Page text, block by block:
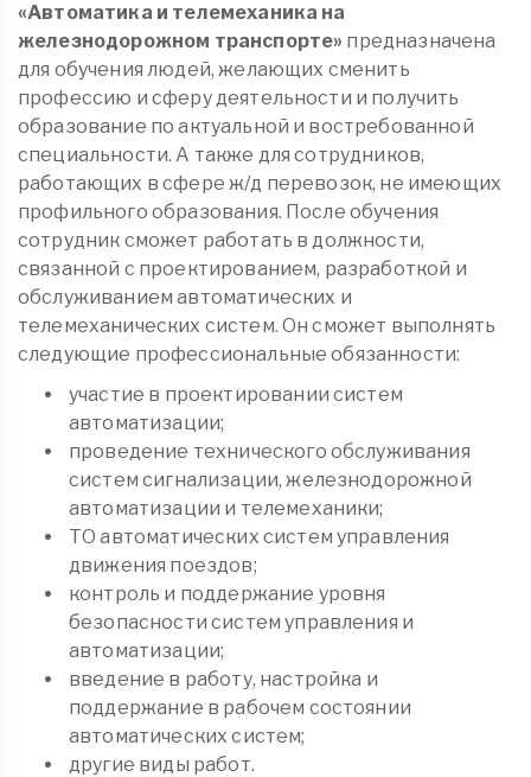
«Автоматика и телемеханика на
железнодорожном транспорте» предназначена
для обучения людей, желающих сменить
профессию и сферу деятельности и получить
образование по актуальной и востребованной
специальности. А также для сотрудников,
работающих в сфере ж/д перевозок, не имеющих
профильного образования. После обучения
сотрудник сможет работать в должности,
связанной с проектированием, разработкой и
обслуживанием автоматических и
телемеханических систем. Он сможет выполнять
следующие профессиональные обязанности:
участие в проектировании систем
автоматизации;
проведение технического обслуживания
систем сигнализации, железнодорожной
автоматизации и телемеханики;
ТО автоматических систем управления
движения поездов;
контроль и поддержание уровня
безопасности систем управления и
автоматизации;
введение в работу, настройка и
поддержание в рабочем состоянии
автоматических систем;
другие виды работ.